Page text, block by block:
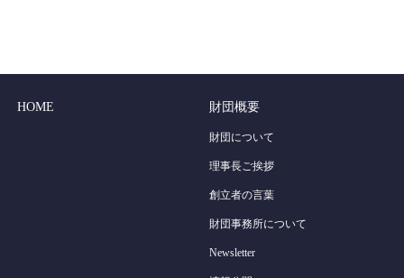
HOME 財団概要
財団について
理事長ご挨拶
創立者の言葉
財団事務所について
Newsletter